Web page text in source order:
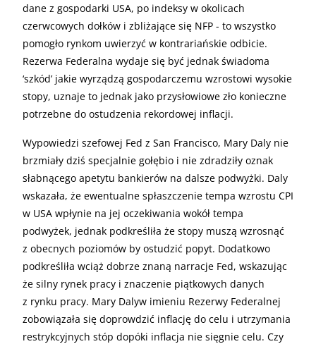
dane z gospodarki USA, po indeksy w okolicach
czerwcowych dołków i zbliżające się NFP - to wszystko
pomogło rynkom uwierzyć w kontrariańskie odbicie.
Rezerwa Federalna wydaje się być jednak świadoma
‘szkód’ jakie wyrządzą gospodarczemu wzrostowi wysokie
stopy, uznaje to jednak jako przysłowiowe zło konieczne
potrzebne do ostudzenia rekordowej inflacji.
Wypowiedzi szefowej Fed z San Francisco, Mary Daly nie
brzmiały dziś specjalnie gołębio i nie zdradziły oznak
słabnącego apetytu bankierów na dalsze podwyżki. Daly
wskazała, że ewentualne spłaszczenie tempa wzrostu CPI
w USA wpłynie na jej oczekiwania wokół tempa
podwyżek, jednak podkreśliła że stopy muszą wzrosnąć
z obecnych poziomów by ostudzić popyt. Dodatkowo
podkreśliła wciąż dobrze znaną narracje Fed, wskazując
że silny rynek pracy i znaczenie piątkowych danych
z rynku pracy. Mary Dalyw imieniu Rezerwy Federalnej
zobowiązała się doprowdzić inflację do celu i utrzymania
restrykcyjnych stóp dopóki inflacja nie sięgnie celu. Czy